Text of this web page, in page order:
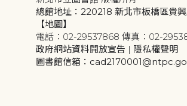
總館地址：220218 新北市板橋區貴
【地圖】
電話：02-29537868 傳真：02-
政府網站資料開放宣告 | 隱私權聲明
圖書館信箱：